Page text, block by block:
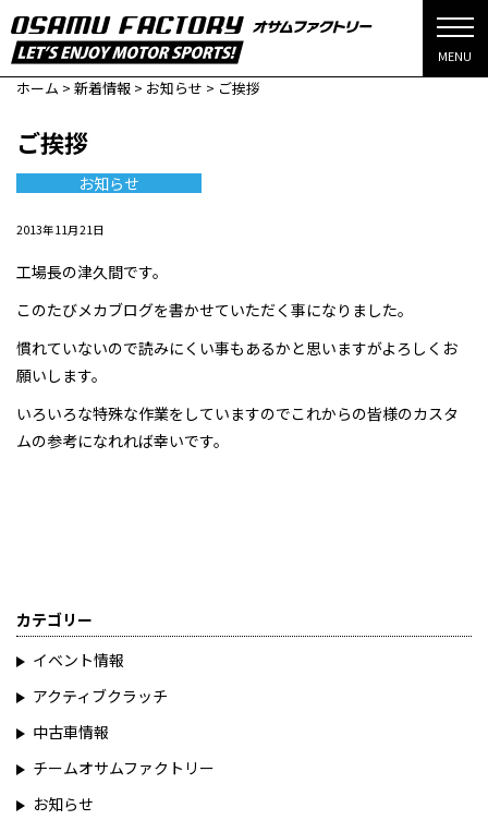
MENU
ホーム > 新着情報 > お知らせ > ご挨拶
ご挨拶
お知らせ
2013年11月21日
工場長の津久間です。
このたびメカブログを書かせていただく事になりました。
慣れていないので読みにくい事もあるかと思いますがよろしくお
願いします。
いろいろな特殊な作業をしていますのでこれからの皆様のカスタ
ムの参考になれれば幸いです。
カテゴリー
イベント情報
アクティブクラッチ
中古車情報
チームオサムファクトリー
お知らせ